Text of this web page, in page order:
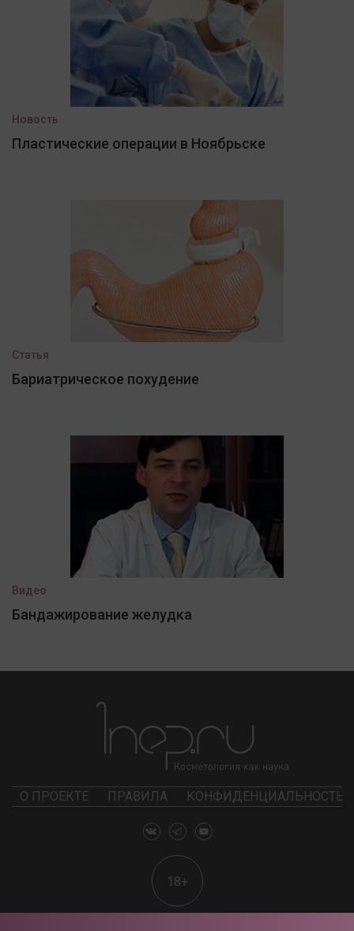
Новость
Пластические операции в Ноябрьске
Статья
Бариатрическое похудение
Видео
Бандажирование желудка
О ПРОЕКТЕ ПРАВИЛА КОНФИДЕНЦИАЛЬНОСТЬ
18+